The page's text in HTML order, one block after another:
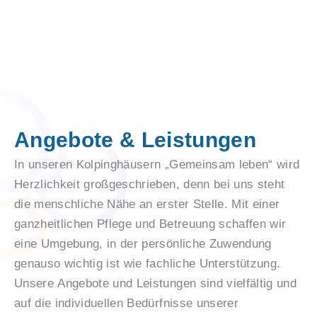
Angebote & Leistungen
In unseren Kolpinghäusern „Gemeinsam leben“ wird
Herzlichkeit großgeschrieben, denn bei uns steht
die menschliche Nähe an erster Stelle. Mit einer
ganzheitlichen Pflege und Betreuung schaffen wir
eine Umgebung, in der persönliche Zuwendung
genauso wichtig ist wie fachliche Unterstützung.
Unsere Angebote und Leistungen sind vielfältig und
auf die individuellen Bedürfnisse unserer